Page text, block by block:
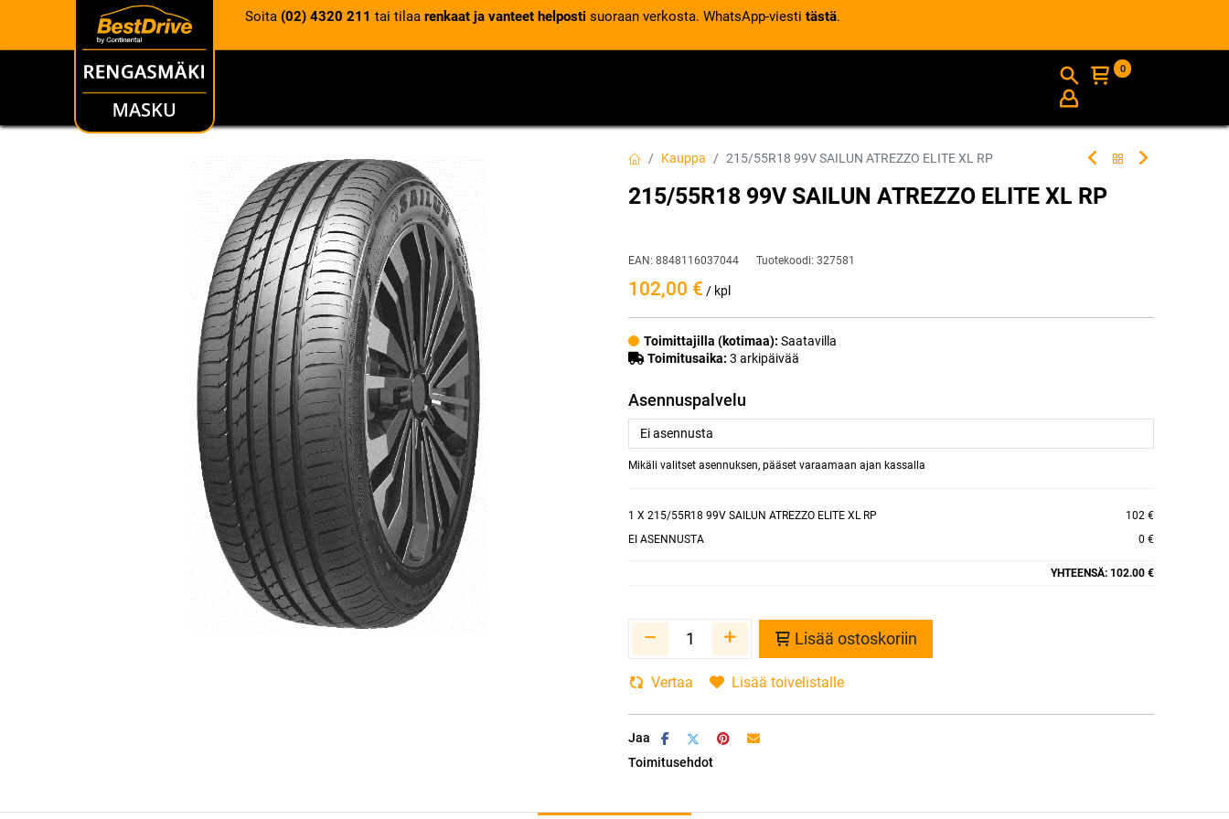
Soita (02) 4320 211 tai tilaa renkaat ja vanteet helposti suoraan verkosta. WhatsApp-viesti tästä.
RENKAAT INFO
0
Kauppa 215/55R18 99V SAILUN ATREZZO ELITE XL RP
215/55R18 99V SAILUN ATREZZO ELITE XL RP
EAN: 8848116037044 Tuotekoodi: 327581
102,00 € / kpl
Toimittajilla (kotimaa): Saatavilla
Toimitusaika: 3 arkipäivää
Asennuspalvelu
Mikäli valitset asennuksen, pääset varaamaan ajan kassalla
1 X 215/55R18 99V SAILUN ATREZZO ELITE XL RP
102 €
EI ASENNUSTA
0 €
YHTEENSÄ: 102.00 €
Lisää ostoskoriin
Vertaa Lisää toivelistalle
Jaa
Toimitusehdot